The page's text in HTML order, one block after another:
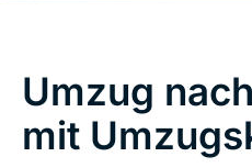
Umzug
mit